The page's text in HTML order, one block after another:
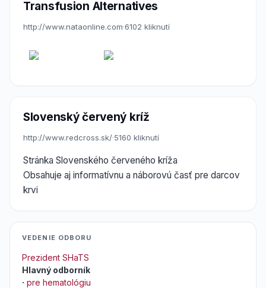
Transfusion Alternatives
http://www.nataonline.com·6102 kliknutí
Slovenský červený kríž
http://www.redcross.sk/·5160 kliknutí
Stránka Slovenského červeného kríža
Obsahuje aj informatívnu a náborovú časť pre darcov
krvi
VEDENIE ODBORU
Prezident SHaTS
Hlavný odborník
· pre hematológiu